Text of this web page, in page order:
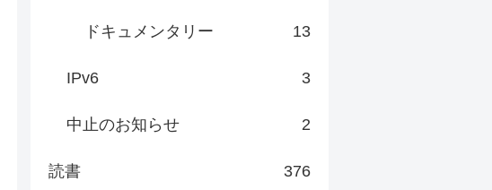
ドキュメンタリー 13
IPv6 3
中止のお知らせ 2
読書 376